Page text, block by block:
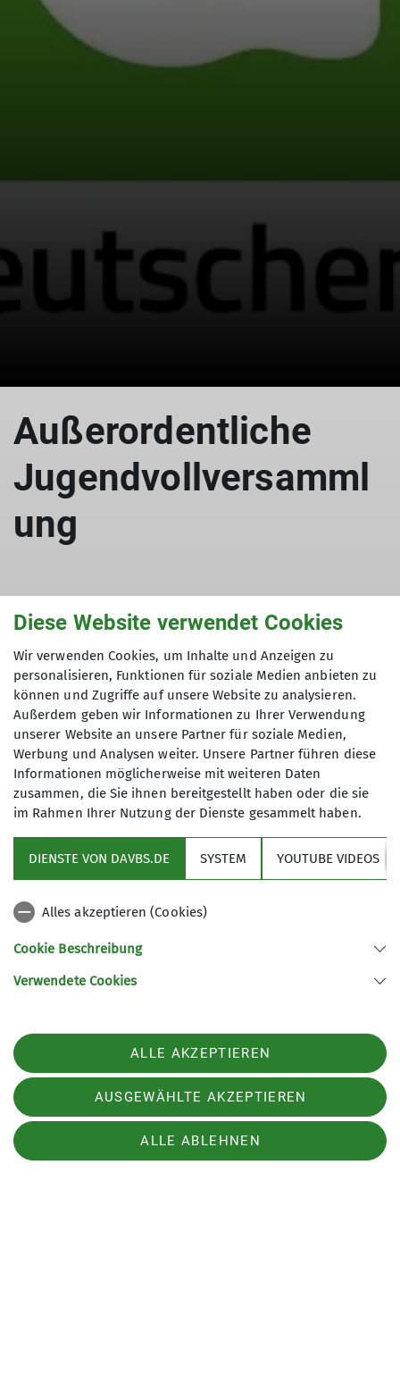
Außerordentliche
Jugendvollversamml
ung
Jugend BS-Alpin News
Bei der außerordentlichen
Jugendvollversammlung des JDAV Braunschweig
am Montag, 7. August 2023 sind
Dirk Reinecke zum Jugendreferenten des JDAV /
Lean Busch, Gesa Lunge, Laila Meder, Clara
Braunschweig
gewählt worden.
Diese Website verwendet Cookies
Wir verwenden Cookies, um Inhalte und Anzeigen zu
personalisieren, Funktionen für soziale Medien anbieten zu
können und Zugriffe auf unsere Website zu analysieren.
Außerdem geben wir Informationen zu Ihrer Verwendung
unserer Website an unsere Partner für soziale Medien,
Werbung und Analysen weiter. Unsere Partner führen diese
Informationen möglicherweise mit weiteren Daten
zusammen, die Sie ihnen bereitgestellt haben oder die sie
im Rahmen Ihrer Nutzung der Dienste gesammelt haben.
DIENSTE VON DAVBS.DE SYSTEM YOUTUBE VIDEOS
Alles akzeptieren (Cookies)
Cookie Beschreibung
Verwendete Cookies
ALLE AKZEPTIEREN
AUSGEWÄHLTE AKZEPTIEREN
ALLE ABLEHNEN